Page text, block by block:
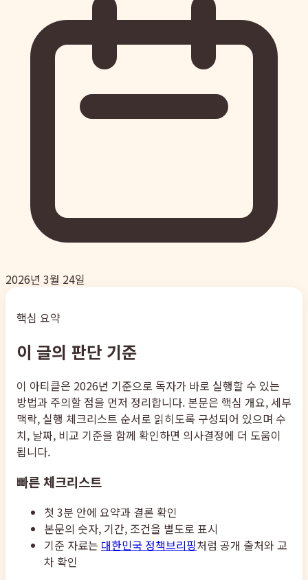
2026년 3월 24일
핵심 요약
이 글의 판단 기준
이 아티클은 2026년 기준으로 독자가 바로 실행할 수 있는
방법과 주의할 점을 먼저 정리합니다. 본문은 핵심 개요, 세부
맥락, 실행 체크리스트 순서로 읽히도록 구성되어 있으며 수
치, 날짜, 비교 기준을 함께 확인하면 의사결정에 더 도움이
됩니다.
빠른 체크리스트
첫 3분 안에 요약과 결론 확인
본문의 숫자, 기간, 조건을 별도로 표시
기준 자료는 대한민국 정책브리핑처럼 공개 출처와 교
차 확인